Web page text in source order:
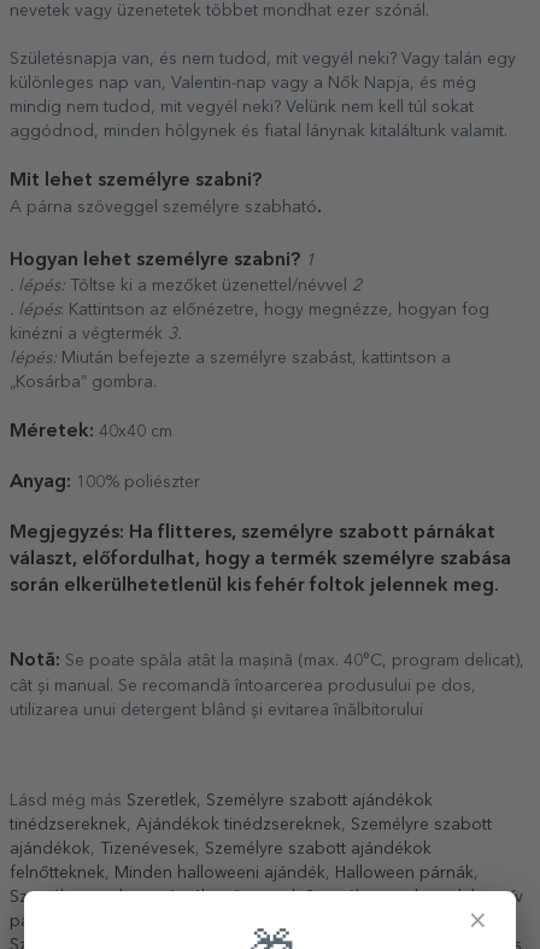
nevetek vagy üzenetetek többet mondhat ezer szónál.
Születésnapja van, és nem tudod, mit vegyél neki? Vagy talán egy
különleges nap van, Valentin-nap vagy a Nők Napja, és még
mindig nem tudod, mit vegyél neki? Velünk nem kell túl sokat
aggódnod, minden hölgynek és fiatal lánynak kitaláltunk valamit.
Mit lehet személyre szabni?
A párna szöveggel személyre szabható.
Hogyan lehet személyre szabni? 1
. lépés: Töltse ki a mezőket üzenettel/névvel 2
. lépés: Kattintson az előnézetre, hogy megnézze, hogyan fog
kinézni a végtermék 3.
lépés: Miután befejezte a személyre szabást, kattintson a
„Kosárba” gombra.
Méretek: 40x40 cm
Anyag: 100% poliészter
Megjegyzés: Ha flitteres, személyre szabott párnákat
választ, előfordulhat, hogy a termék személyre szabása
során elkerülhetetlenül kis fehér foltok jelennek meg.
Notă: Se poate spăla atât la mașină (max. 40°C, program delicat),
cât și manual. Se recomandă întoarcerea produsului pe dos,
utilizarea unui detergent blând și evitarea înălbitorului
Lásd még más Szeretlek, Személyre szabott ajándékok
tinédzsereknek, Ajándékok tinédzsereknek, Személyre szabott
ajándékok, Tizenévesek, Személyre szabott ajándékok
felnőtteknek, Minden halloweeni ajándék, Halloween párnák,
Személyre szabott párnák szöveggel,Személyre szabott dekoratív
párnák
Minden egyedi párna
Személyre szabott ajándékok kedvezményes áron
Kedvezményes
×